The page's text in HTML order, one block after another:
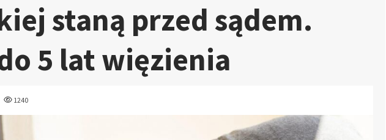
staną przed sądem.
5 lat więzienia
1240